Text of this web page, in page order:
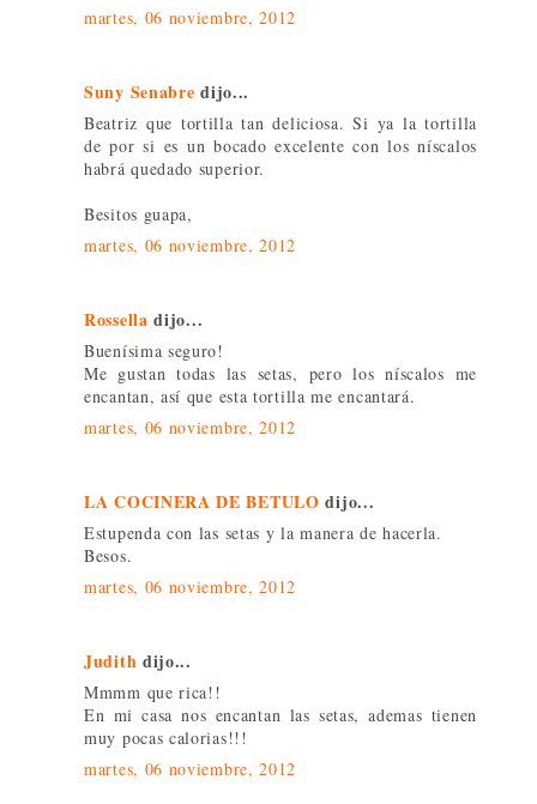
martes, 06 noviembre, 2012
Suny Senabre dijo...
Beatriz que tortilla tan deliciosa. Si ya la tortilla
de por si es un bocado excelente con los níscalos
habrá quedado superior.
Besitos guapa,
martes, 06 noviembre, 2012
Rossella dijo...
Buenísima seguro!
Me gustan todas las setas, pero los níscalos me
encantan, así que esta tortilla me encantará.
martes, 06 noviembre, 2012
LA COCINERA DE BETULO dijo...
Estupenda con las setas y la manera de hacerla.
Besos.
martes, 06 noviembre, 2012
Judith dijo...
Mmmm que rica!!
En mi casa nos encantan las setas, ademas tienen
muy pocas calorias!!!
martes, 06 noviembre, 2012